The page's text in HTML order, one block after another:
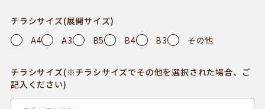
チラシサイズ(展開サイズ)
A4
A3 B5 B4 B3 その他
チラシサイズ(※チラシサイズでその他を選択された場合、ご
記入ください)